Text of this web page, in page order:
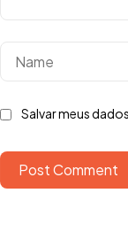
Salvar meus
Post Comment